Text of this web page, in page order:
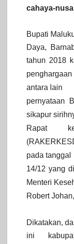
cahaya-
Bupati
Daya,
tahun 2018
antara lain
pernyataan
sikapur
Rapat
pada tanggal
14/12 yang
Menteri
Robert
Dikatakan,
ini